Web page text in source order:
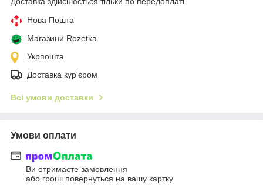
Нова Пошта
Магазини Rozetka
Укрпошта
Доставка кур'єром
Всі умови доставки
Умови оплати
Ви отримаєте замовлення
або гроші повернуться на вашу картку